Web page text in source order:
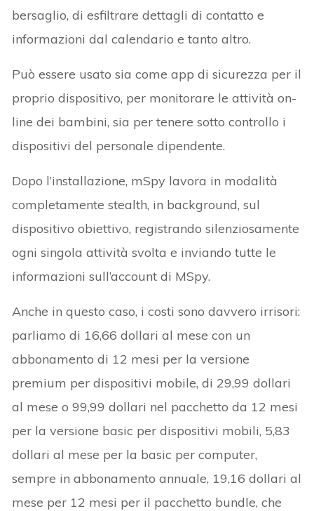
bersaglio, di esfiltrare dettagli di contatto e
informazioni dal calendario e tanto altro.
Può essere usato sia come app di sicurezza per il
proprio dispositivo, per monitorare le attività on-
line dei bambini, sia per tenere sotto controllo i
dispositivi del personale dipendente.
Dopo l’installazione, mSpy lavora in modalità
completamente stealth, in background, sul
dispositivo obiettivo, registrando silenziosamente
ogni singola attività svolta e inviando tutte le
informazioni sull’account di MSpy.
Anche in questo caso, i costi sono davvero irrisori:
parliamo di 16,66 dollari al mese con un
abbonamento di 12 mesi per la versione
premium per dispositivi mobile, di 29,99 dollari
al mese o 99,99 dollari nel pacchetto da 12 mesi
per la versione basic per dispositivi mobili, 5,83
dollari al mese per la basic per computer,
sempre in abbonamento annuale, 19,16 dollari al
mese per 12 mesi per il pacchetto bundle, che